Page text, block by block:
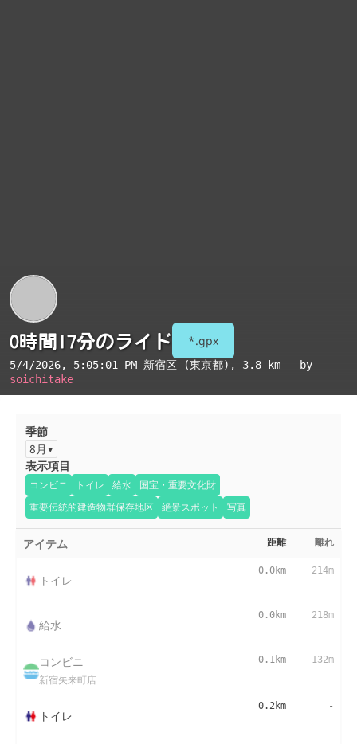
0時間17分のライド *.gpx
5/4/2026, 5:05:01 PM 新宿区 (東京都) , 3.8 km - by
soichitake
季節
8月
表示項目
コンビニ トイレ 給水
国宝・重要文化財
重要伝統的建造物群保存地区
絶景スポット 写真
アイテム 距離 離れ
トイレ
0.0km 214m
給水
0.0km 218m
コンビニ
新宿矢来町店
0.1km 132m
トイレ
0.2km -